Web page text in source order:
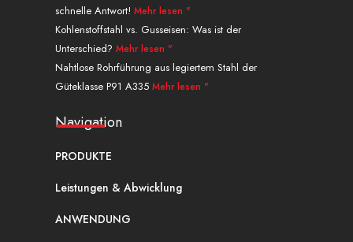
schnelle Antwort! Mehr lesen "
Kohlenstoffstahl vs. Gusseisen: Was ist der
Unterschied? Mehr lesen "
Nahtlose Rohrführung aus legiertem Stahl der
Güteklasse P91 A335 Mehr lesen "
Navigation
PRODUKTE
Leistungen & Abwicklung
ANWENDUNG